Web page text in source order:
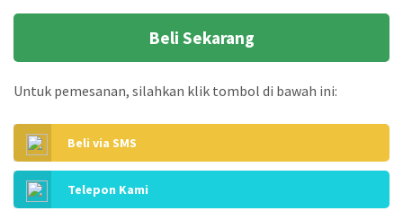
Beli Sekarang
Untuk pemesanan, silahkan klik tombol di bawah ini:
Beli via SMS
Telepon Kami